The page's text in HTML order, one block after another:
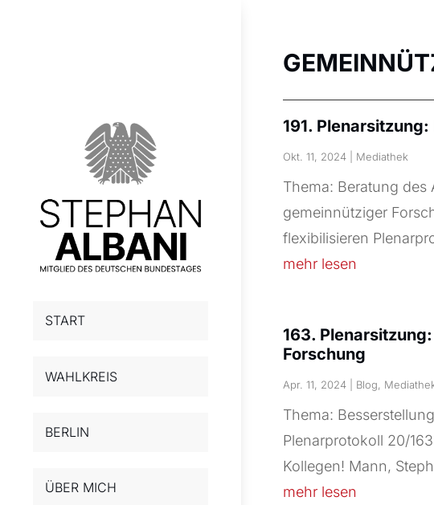
START
WAHLKREIS
BERLIN
ÜBER MICH
191.
Okt. 11, 2024 Mediathek
Thema: Beratung des
gemeinnütziger
flexibilisieren
mehr lesen
163.
Forschung
Apr. 11, 2024 Blog,
Thema:
Plenarprotokoll 20/
Kollegen! Mann,
mehr lesen